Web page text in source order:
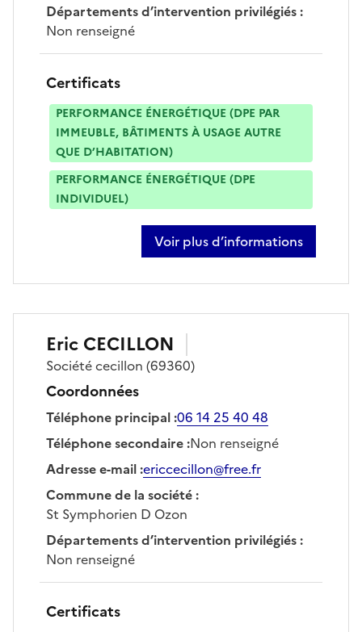
Départements d’intervention privilégiés:
Non renseigné
Certificats
PERFORMANCE ÉNERGÉTIQUE (DPE PAR
IMMEUBLE, BÂTIMENTS À USAGE AUTRE
QUE D’HABITATION)
PERFORMANCE ÉNERGÉTIQUE (DPE
INDIVIDUEL)
Voir plus d’informations
sur yannis amaide
Eric CECILLON
Sociétécecillon (69360)
Coordonnées
Téléphone principal:06 14 25 40 48
Téléphone secondaire:Non renseigné
Adresse e-mail:ericcecillon@free.fr
Commune de la société:
St Symphorien D Ozon
Départements d’intervention privilégiés:
Non renseigné
Certificats